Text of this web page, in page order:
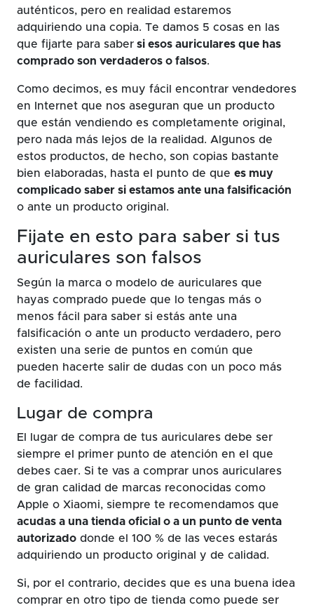
auténticos, pero en realidad estaremos
adquiriendo una copia. Te damos 5 cosas en las
que fijarte para saber si esos auriculares que has
comprado son verdaderos o falsos.
Como decimos, es muy fácil encontrar vendedores
en Internet que nos aseguran que un producto
que están vendiendo es completamente original,
pero nada más lejos de la realidad. Algunos de
estos productos, de hecho, son copias bastante
bien elaboradas, hasta el punto de que es muy
complicado saber si estamos ante una falsificación
o ante un producto original.
Fijate en esto para saber si tus
auriculares son falsos
Según la marca o modelo de auriculares que
hayas comprado puede que lo tengas más o
menos fácil para saber si estás ante una
falsificación o ante un producto verdadero, pero
existen una serie de puntos en común que
pueden hacerte salir de dudas con un poco más
de facilidad.
Lugar de compra
El lugar de compra de tus auriculares debe ser
siempre el primer punto de atención en el que
debes caer. Si te vas a comprar unos auriculares
de gran calidad de marcas reconocidas como
Apple o Xiaomi, siempre te recomendamos que
acudas a una tienda oficial o a un punto de venta
autorizado donde el 100 % de las veces estarás
adquiriendo un producto original y de calidad.
Si, por el contrario, decides que es una buena idea
comprar en otro tipo de tienda como puede ser